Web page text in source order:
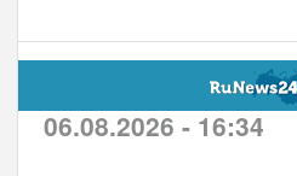
06.08.2026 - 16:34